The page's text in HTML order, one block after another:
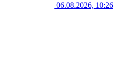
06.08.2026, 10:26